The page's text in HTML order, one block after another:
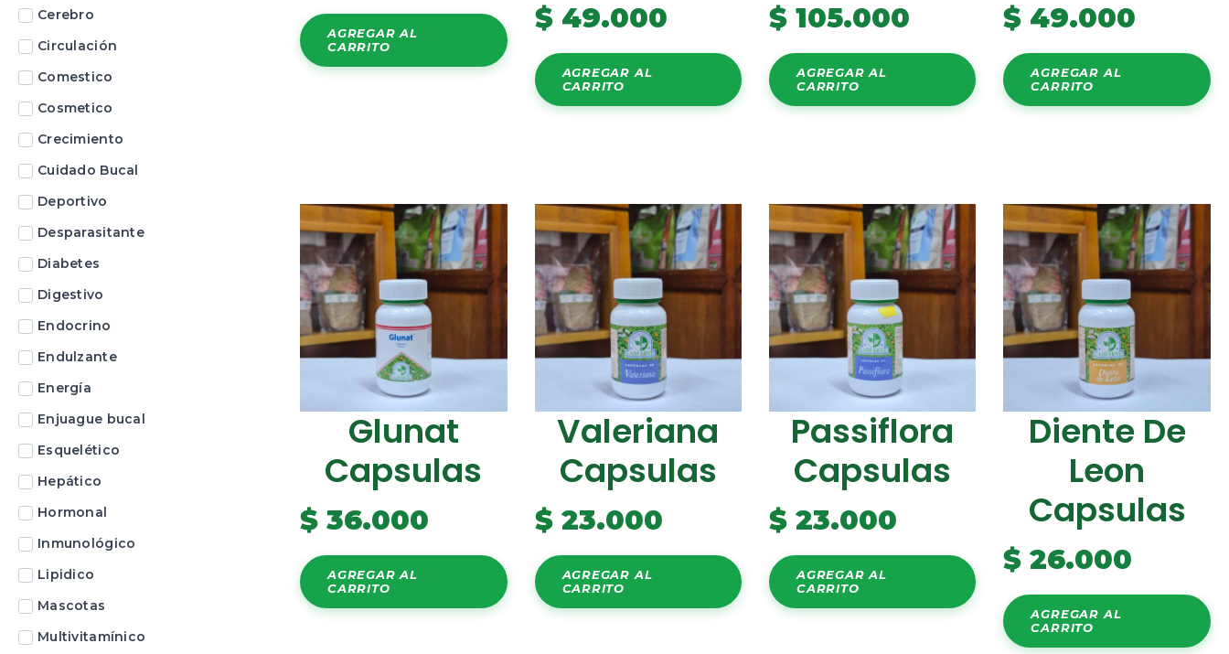
Cerebro
Circulación
Comestico
Cosmetico
Crecimiento
Cuidado Bucal
Deportivo
Desparasitante
Diabetes
Digestivo
Endocrino
Endulzante
Energía
Enjuague bucal
Esquelético
Hepático
Hormonal
Inmunológico
Lipidico
Mascotas
Multivitamínico
AGREGAR AL
CARRITO
$49.000
AGREGAR AL
CARRITO
$ 105.000
AGREGAR AL
CARRITO
$ 49.000
AGREGAR AL
CARRITO
Glunat
Capsulas
$ 36.000
AGREGAR AL
CARRITO
Valeriana
Capsulas
$23.000
AGREGAR AL
CARRITO
Passiflora
Capsulas
$ 23.000
AGREGAR AL
CARRITO
Diente De
Leon
Capsulas
$ 26.000
AGREGAR AL
CARRITO